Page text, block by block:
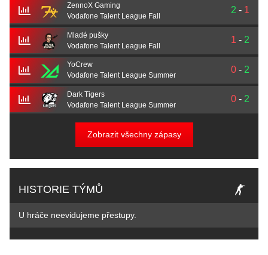
ZennoX Gaming
Vodafone Talent League Fall
2 - 1
Mladé pušky
Vodafone Talent League Fall
1 - 2
YoCrew
Vodafone Talent League Summer
0 - 2
Dark Tigers
Vodafone Talent League Summer
0 - 2
Zobrazit všechny zápasy
HISTORIE TÝMŮ
U hráče neevidujeme přestupy.